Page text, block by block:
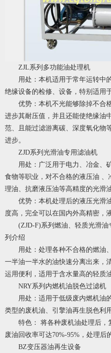
ZJL系列多功能油处理机
用处：本机适用于常年运转中的
绝缘设备的检修、设备，特别适用
优势：本机不光能够除掉不合格
进步其耐压值，并且还能使绝缘油
范、且能过滤游离碳、深度氧化物
进步。
ZJD系列光滑油专用滤油机
用处：广泛用于电力、冶金、矿
食物等职业，对不合格的液压油
理油、抗磨液压油等高精度的光滑
优势：本机处理后的液压光滑
度高，完全可以在国内外高精密，
(ZJD-F)系列燃油、轻质光滑油
列介绍
用处：处理各种不合格的燃油
一半油一半水的油快速分离出来，
运用便利，适用于含水量高的轻质油
NRY系列内燃机油脱色过滤机
用处：适用于低级废内燃机油
类型的废机油、引擎油再生脱色利用
特色： 将各种废机油处理后，
废油回收率可达70%-95%，处理后
BZ变压器油再生设备